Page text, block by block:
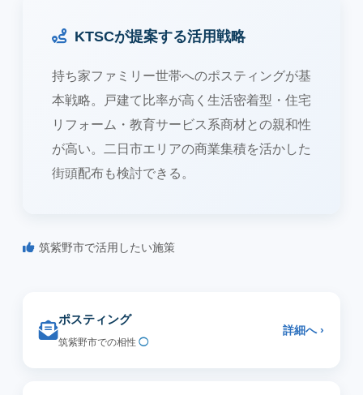
KTSCが提案する活用戦略
持ち家ファミリー世帯へのポスティングが基
本戦略。戸建て比率が高く生活密着型・住宅
リフォーム・教育サービス系商材との親和性
が高い。二日市エリアの商業集積を活かした
街頭配布も検討できる。
筑紫野市で活用したい施策
ポスティング
筑紫野市での相性 ◯
詳細へ ›